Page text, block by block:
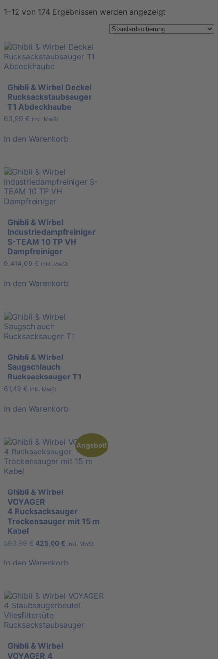
1–12 von 174 Ergebnissen werden angezeigt
Ghibli & Wirbel Deckel
Rucksackstaubsauger
T1 Abdeckhaube
63,99 € inkl. MwSt
In den Warenkorb
Ghibli & Wirbel
Industriedampfreiniger
S-TEAM 10 TP VH
Dampfreiniger
9.414,09 € inkl. MwSt
In den Warenkorb
Ghibli & Wirbel
Saugschlauch
Rucksacksauger T1
61,49 € inkl. MwSt
In den Warenkorb
Angebot!
Ghibli & Wirbel
VOYAGER
4 Rucksacksauger
Trockensauger mit 15 m
Kabel
593,99€ 425,00 € inkl. MwSt
In den Warenkorb
Ghibli & Wirbel
VOYAGER 4